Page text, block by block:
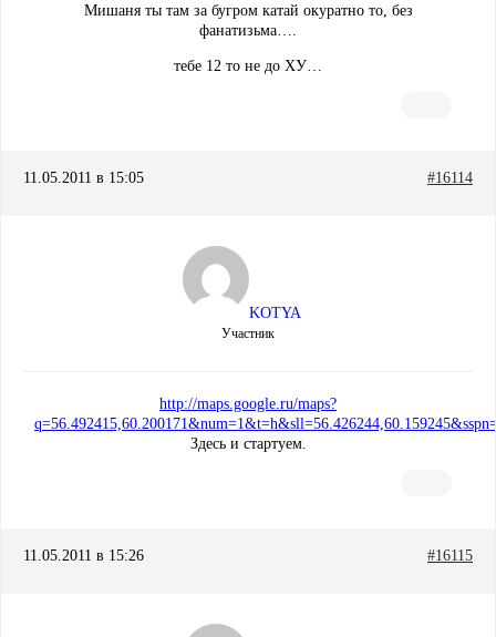
Мишаня ты там за бугром катай окуратно то, без
фанатизьма….
тебе 12 то не до ХУ…
11.05.2011 в 15:05 #16114
KOTYA
Участник
http://maps.google.ru/maps?
Здесь и стартуем.
11.05.2011 в 15:26 #16115